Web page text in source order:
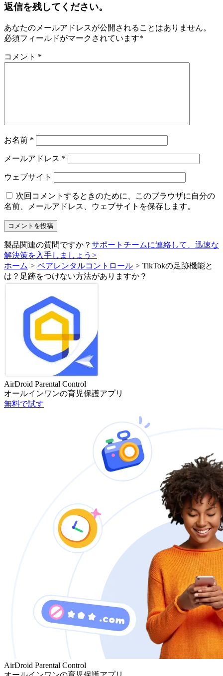
返信を残してください。
あなたのメールアドレスが公開されることはありません。
必須フィールドがマークされています*
コメント *
お名前 *
メールアドレス *
ウェブサイト
次回コメントするときのために、このブラウザに自分の
名前、メールアドレス、ウェブサイトを保存します。
製品関連の質問ですか？ サポートチームに連絡して、迅速な
解決策を入手しましょう >
ホーム > ペアレンタルコントロール > TikTokの足跡機能と
は？足跡をつけない方法がありますか？
AirDroid Parental Control
オールインワンの育児保護アプリ
無料で試す
AirDroid Parental Control